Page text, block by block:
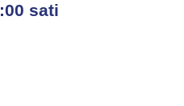
sati